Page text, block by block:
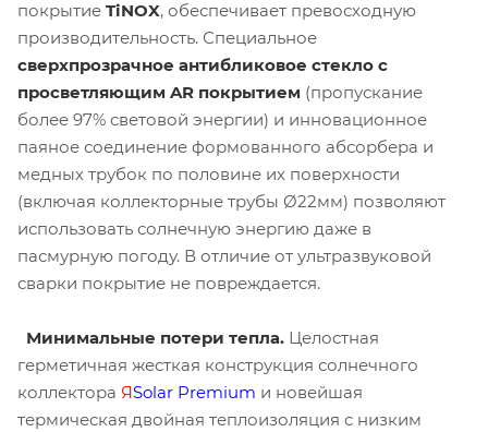
покрытие TiNOX, обеспечивает превосходную
производительность. Специальное
сверхпрозрачное антибликовое стекло с
просветляющим AR покрытием (пропускание
более 97% световой энергии) и инновационное
паяное соединение формованного абсорбера и
медных трубок по половине их поверхности
(включая коллекторные трубы Ø22мм) позволяют
использовать солнечную энергию даже в
пасмурную погоду. В отличие от ультразвуковой
сварки покрытие не повреждается.
Минимальные потери тепла. Целостная
герметичная жесткая конструкция солнечного
коллектора ЯSolar Premium и новейшая
термическая двойная теплоизоляция с низким